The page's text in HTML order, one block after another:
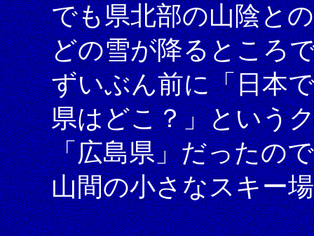
でも県北部の山陰と
どの雪が降るところ
ずいぶん前に「日本
県はどこ？」という
「広島県」だったの
山間の小さなスキー